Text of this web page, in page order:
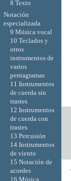
8 Texto
Notación
especializada
9 Música vocal
10 Teclados y
otros
instrumentos de
varios
pentagramas
11 Instrumentos
de cuerda sin
trastes
12 Instrumentos
de cuerda con
trastes
13 Percusión
14 Instrumentos
de viento
15 Notación de
acordes
16 Música